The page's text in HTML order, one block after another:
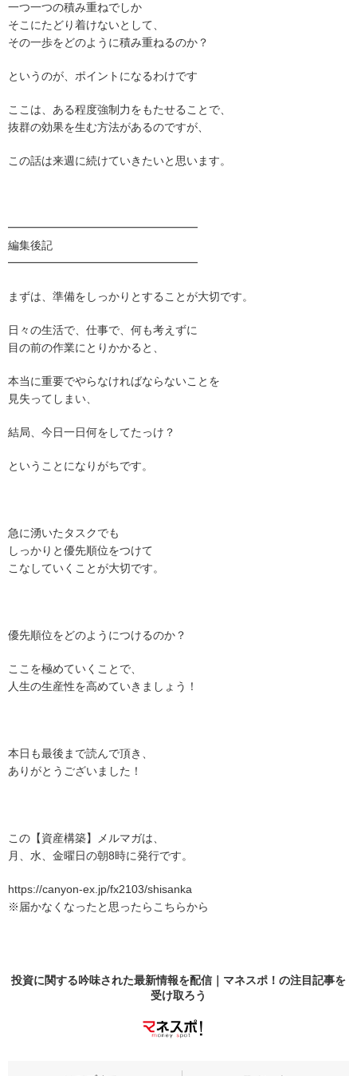
一つ一つの積み重ねでしか
そこにたどり着けないとして、
その一歩をどのように積み重ねるのか？
というのが、ポイントになるわけです
ここは、ある程度強制力をもたせることで、
抜群の効果を生む方法があるのですが、
この話は来週に続けていきたいと思います。
━━━━━━━━━━━━━━━━━
編集後記
━━━━━━━━━━━━━━━━━
まずは、準備をしっかりとすることが大切です。
日々の生活で、仕事で、何も考えずに
目の前の作業にとりかかると、
本当に重要でやらなければならないことを
見失ってしまい、
結局、今日一日何をしてたっけ？
ということになりがちです。
急に湧いたタスクでも
しっかりと優先順位をつけて
こなしていくことが大切です。
優先順位をどのようにつけるのか？
ここを極めていくことで、
人生の生産性を高めていきましょう！
本日も最後まで読んで頂き、
ありがとうございました！
この【資産構築】メルマガは、
月、水、金曜日の朝8時に発行です。
https://canyon-ex.jp/fx2103/shisanka
※届かなくなったと思ったらこちらから
投資に関する吟味された最新情報を配信｜マネスポ！の注目記事を
受け取ろう